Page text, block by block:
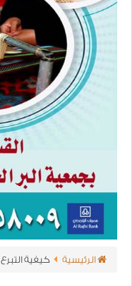
الرئيسية كيفية التبرع